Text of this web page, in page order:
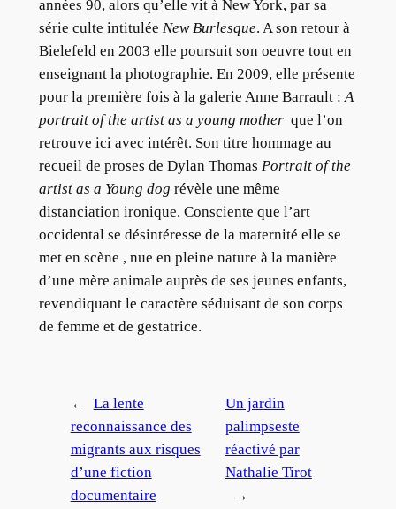
années 90, alors qu’elle vit à New York, par sa
série culte intitulée New Burlesque. A son retour à
Bielefeld en 2003 elle poursuit son oeuvre tout en
enseignant la photographie. En 2009, elle présente
pour la première fois à la galerie Anne Barrault : A
portrait of the artist as a young mother que l’on
retrouve ici avec intérêt. Son titre hommage au
recueil de proses de Dylan Thomas Portrait of the
artist as a Young dog révèle une même
distanciation ironique. Consciente que l’art
occidental se désintéresse de la maternité elle se
met en scène , nue en pleine nature à la manière
d’une mère animale auprès de ses jeunes enfants,
revendiquant le caractère séduisant de son corps
de femme et de gestatrice.
←
La lente
reconnaissance des
migrants aux risques
d’une fiction
documentaire
Un jardin
palimpseste
réactivé par
Nathalie Tirot
→